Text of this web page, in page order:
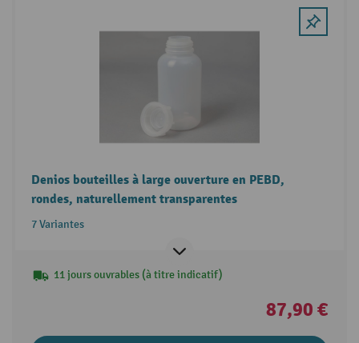
Denios bouteilles à large ouverture en PEBD,
rondes, naturellement transparentes
7 Variantes
11 jours ouvrables (à titre indicatif)
87,90 €